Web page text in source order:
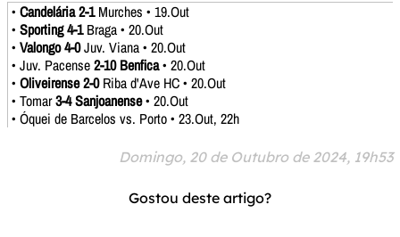
• Candelária 2-1Murches • 19.Out
• Sporting 4-1Braga • 20.Out
• Valongo 4-0Juv. Viana • 20.Out
• Juv. Pacense2-10 Benfica• 20.Out
• Oliveirense 2-0Riba d'Ave HC • 20.Out
• Tomar3-4 Sanjoanense• 20.Out
• Óquei de Barcelos vs. Porto • 23.Out, 22h
Domingo, 20 de Outubro de 2024, 19h53
Gostou deste artigo?